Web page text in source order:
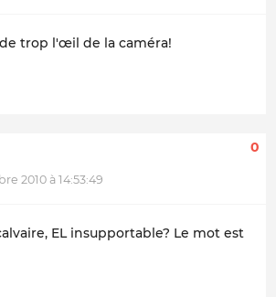
trop l'œil de la caméra!
2010 à 14:53:49
0
EL insupportable? Le mot est